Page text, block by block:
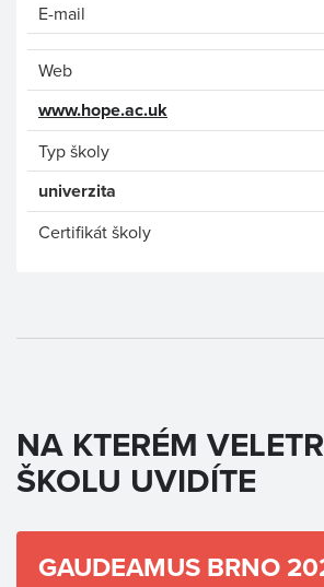
E-mail
Web
www.hope.ac.uk
Typ školy
univerzita
Certifikát školy
NA KTERÉM
ŠKOLU UVIDÍTE
GAUDEAMUS BRNO